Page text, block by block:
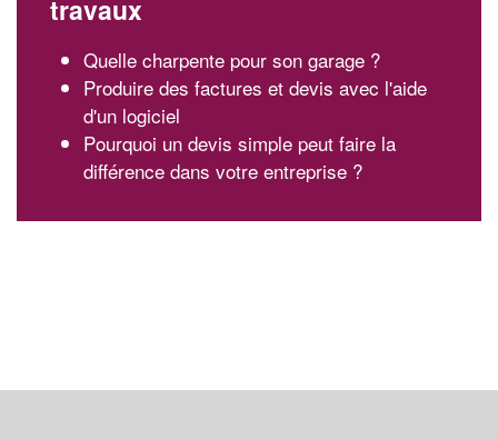
travaux
Quelle charpente pour son garage ?
Produire des factures et devis avec l'aide
d'un logiciel
Pourquoi un devis simple peut faire la
différence dans votre entreprise ?